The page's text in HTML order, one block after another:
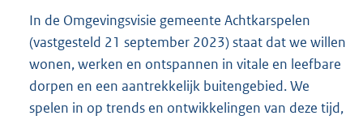
In de Omgevingsvisie gemeente Achtkarspelen
(vastgesteld 21 september 2023) staat dat we willen
wonen, werken en ontspannen in vitale en leefbare
dorpen en een aantrekkelijk buitengebied. We
spelen in op trends en ontwikkelingen van deze tijd,